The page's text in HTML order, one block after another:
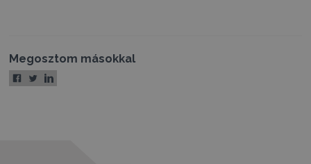
Megosztom másokkal